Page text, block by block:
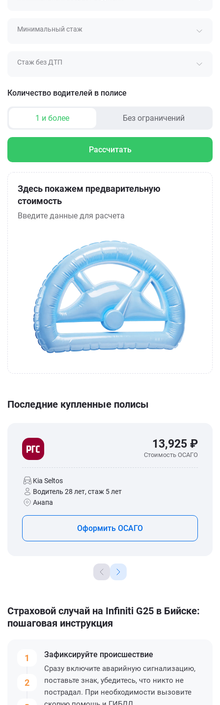
Минимальный стаж
Стаж без ДТП
Количество водителей в полисе
1 и более Без ограничений
Рассчитать
Здесь покажем предварительную
стоимость
Введите данные для расчета
Последние купленные полисы
13,925 ₽
Стоимость ОСАГО
Kia Seltos
Водитель 28 лет, стаж 5 лет
Анапа
Оформить ОСАГО
Страховой случай на Infiniti G25 в Бийске:
пошаговая инструкция
1
2
Зафиксируйте происшествие
Сразу включите аварийную сигнализацию,
поставьте знак, убедитесь, что никто не
пострадал. При необходимости вызовите